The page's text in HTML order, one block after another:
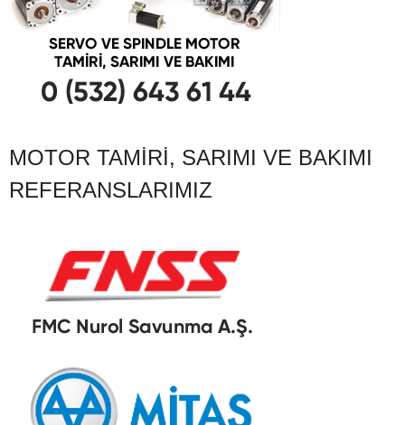
MOTOR TAMIRI, SARIMI VE BAKIMI
REFERANSLARIMIZ